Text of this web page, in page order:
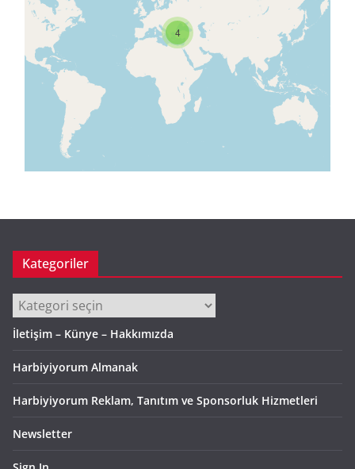
4
Kategoriler
Kategoriler
İletişim – Künye – Hakkımızda
Harbiyiyorum Almanak
Harbiyiyorum Reklam, Tanıtım ve Sponsorluk Hizmetleri
Newsletter